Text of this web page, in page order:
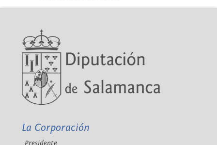
La Corporación
Presidente